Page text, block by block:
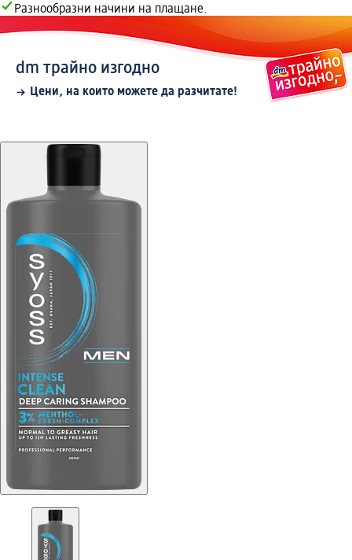
Разнообразни начини на плащане.
dm трайно изгодно
Цени, на които можете да разчитате!